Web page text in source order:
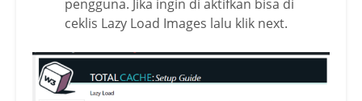
pengguna. Jika ingin di aktifkan bisa di
ceklis Lazy Load Images lalu klik next.